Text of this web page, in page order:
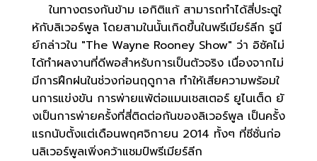
ในทางตรงกันข้าม เอกิติแก้ สามารถทำได้สี่ประตูใ
ห้กับลิเวอร์พูล โดยสามในนั้นเกิดขึ้นในพรีเมียร์ลีก รูนี
ย์กล่าวใน "The Wayne Rooney Show" ว่า อิซัคไม่
ได้ทำผลงานที่ดีพอสำหรับการเป็นตัวจริง เนื่องจากไม่
มีการฝึกฝนในช่วงก่อนฤดูกาล ทำให้เสียความพร้อมใ
นการแข่งขัน การพ่ายแพ้ต่อแมนเชสเตอร์ ยูไนเต็ด ยั
งเป็นการพ่ายครั้งที่สี่ติดต่อกันของลิเวอร์พูล เป็นครั้ง
แรกนับตั้งแต่เดือนพฤศจิกายน 2014 ทั้งๆ ที่ซีซั่นก่อ
นลิเวอร์พูลเพิ่งคว้าแชมป์พรีเมียร์ลีก